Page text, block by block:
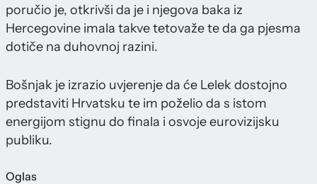
poručio je, otkrivši da je i njegova baka iz
Hercegovine imala takve tetovaže te da ga pjesma
dotiče na duhovnoj razini.
Bošnjak je izrazio uvjerenje da će Lelek dostojno
predstaviti Hrvatsku te im poželio da s istom
energijom stignu do finala i osvoje eurovizijsku
publiku.
Oglas